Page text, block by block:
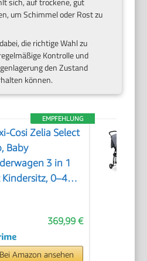
um Schimmel oder Rost zu
die richtige Wahl zu
Kontrolle und
den Zustand
können.
EMPFEHLUNG
Cosi Zelia Select
Baby
3 in 1
0–4
und
Set, Mit
369,99 €
Amazon ansehen